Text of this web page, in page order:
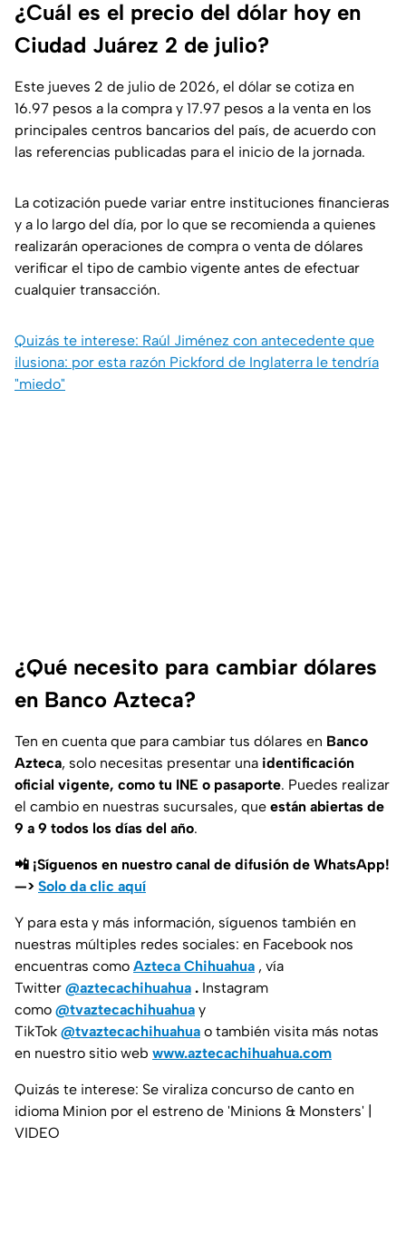
¿Cuál es el precio del dólar hoy en
Ciudad Juárez 2 de julio?
Este jueves 2 de julio de 2026, el dólar se cotiza en
16.97 pesos a la compra y 17.97 pesos a la venta en los
principales centros bancarios del país, de acuerdo con
las referencias publicadas para el inicio de la jornada.
La cotización puede variar entre instituciones financieras
y a lo largo del día, por lo que se recomienda a quienes
realizarán operaciones de compra o venta de dólares
verificar el tipo de cambio vigente antes de efectuar
cualquier transacción.
Quizás te interese: Raúl Jiménez con antecedente que
ilusiona: por esta razón Pickford de Inglaterra le tendría
"miedo"
¿Qué necesito para cambiar dólares
en Banco Azteca?
Ten en cuenta que para cambiar tus dólares en Banco
Azteca, solo necesitas presentar una identificación
oficial vigente, como tu INE o pasaporte. Puedes realizar
el cambio en nuestras sucursales, que están abiertas de
9 a 9 todos los días del año.
📲 ¡Síguenos en nuestro canal de difusión de WhatsApp!
—> Solo da clic aquí
Y para esta y más información, síguenos también en
nuestras múltiples redes sociales: en Facebook nos
encuentras como Azteca Chihuahua , vía
Twitter @aztecachihuahua . Instagram
como @tvaztecachihuahua y
TikTok @tvaztecachihuahua o también visita más notas
en nuestro sitio web www.aztecachihuahua.com
Quizás te interese: Se viraliza concurso de canto en
idioma Minion por el estreno de 'Minions & Monsters' |
VIDEO